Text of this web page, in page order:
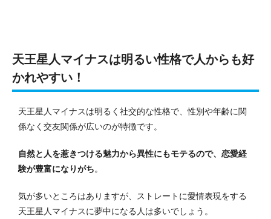
天王星人マイナスは明るい性格で人からも好
かれやすい！
天王星人マイナスは明るく社交的な性格で、性別や年齢に関
係なく交友関係が広いのが特徴です。
自然と人を惹きつける魅力から異性にもモテるので、恋愛経
験が豊富になりがち。
気が多いところはありますが、ストレートに愛情表現をする
天王星人マイナスに夢中になる人は多いでしょう。